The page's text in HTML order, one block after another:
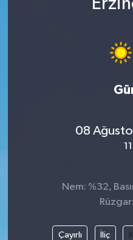
08
Nem: %32,
Çayırlı İliç